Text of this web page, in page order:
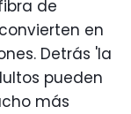
de
en
Detrás 'la
pueden
más